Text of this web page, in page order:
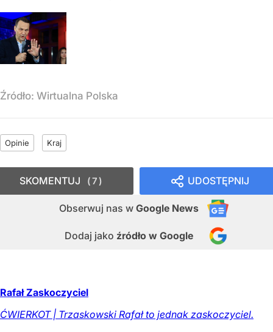
Źródło: Wirtualna Polska
Opinie Kraj
UDOSTĘPNIJ
Obserwuj nas w Google News
Dodaj jako źródło w Google
SKOMENTUJ 7
Rafał Zaskoczyciel
ĆWIERKOT | Trzaskowski Rafał to jednak zaskoczyciel.